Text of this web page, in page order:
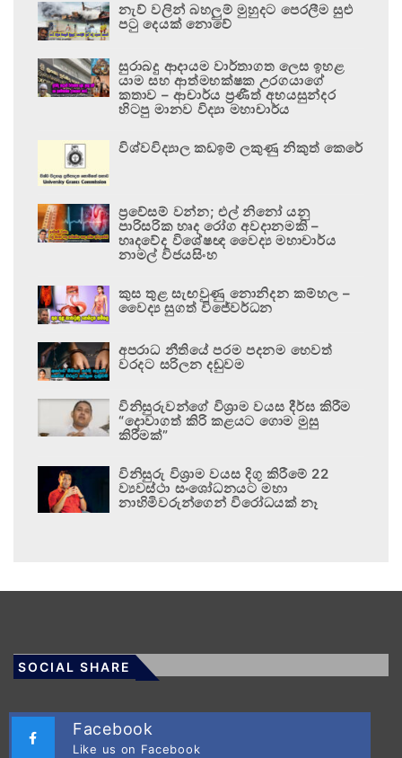
නැව් වලින් බහලුම් මුහුදට පෙරලීම සුළු
පටු දෙයක් නොවේ
සුරාබදු ආදායම වාර්තාගත ලෙස ඉහළ
යාම සහ ආත්මභක්ෂක උරගයාගේ
කතාව – ආචාර්ය ප්‍රණීත් අභයසුන්දර
හිටපු මානව විද්‍යා මහාචාර්ය
විශ්වවිද්‍යාල කඩඉම් ලකුණු නිකුත් කෙරේ
ප්‍රවේසම් වන්න; එල් නිනෝ යනු
පාරිසරික හෘද රෝග අවදානමකි –
හෘදවේද විශේෂඥ වෛද්‍ය මහාචාර්ය
නාමල් විජයසිංහ
කුස තුළ සැඟවුණු නොනිදන කම්හල –
වෛද්‍ය සුගත් විජේවර්ධන
අපරාධ නීතියේ පරම පදනම හෙවත්
වරදට සරිලන දඬුවම
විනිසුරුවන්ගේ විශ්‍රාම වයස දීර්ඝ කිරීම
“දොවාගත් කිරි කළයට ගොම මුසු
කිරීමක්”
විනිසුරු විශ්‍රාම වයස දිගු කිරීමේ 22
ව්‍යවස්ථා සංශෝධනයට මහා
නාහිමිවරුන්ගෙන් විරෝධයක් නෑ
SOCIAL SHARE
Facebook
Like us on Facebook